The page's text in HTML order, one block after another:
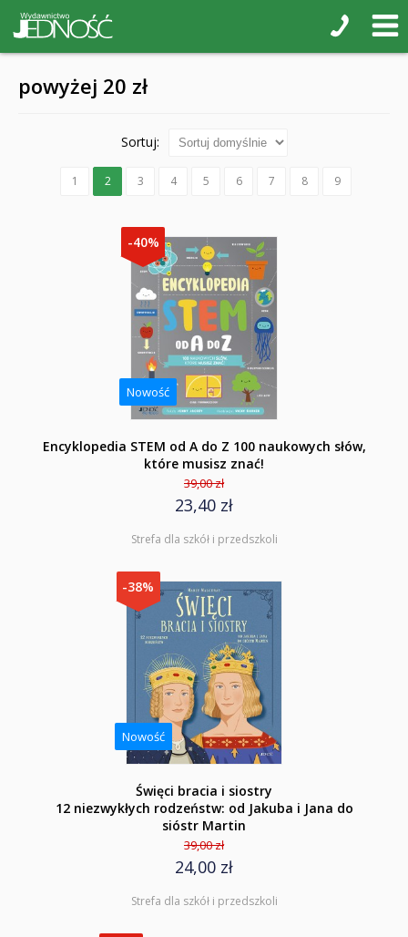
powyżej 20 zł
Sortuj:
1 2 3 4 5 6 7 8 9
-40%
Nowość
Encyklopedia STEM od A do Z 100 naukowych słów,
które musisz znać!
39,00 zł
23,40 zł
Strefa dla szkół i przedszkoli
-38%
Nowość
Święci bracia i siostry
12 niezwykłych rodzeństw: od Jakuba i Jana do
sióstr Martin
39,00 zł
24,00 zł
Strefa dla szkół i przedszkoli